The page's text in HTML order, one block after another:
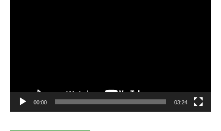
00:00 03:24